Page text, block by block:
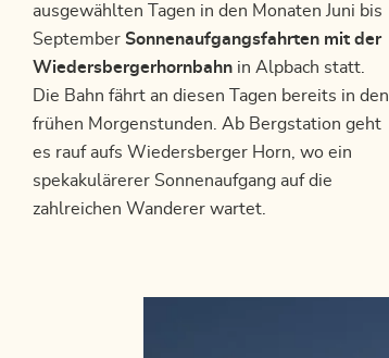
ausgewählten Tagen in den Monaten Juni bis
September Sonnenaufgangsfahrten mit der
Wiedersbergerhornbahn in Alpbach statt.
Die Bahn fährt an diesen Tagen bereits in den
frühen Morgenstunden. Ab Bergstation geht
es rauf aufs Wiedersberger Horn, wo ein
spekakulärerer Sonnenaufgang auf die
zahlreichen Wanderer wartet.